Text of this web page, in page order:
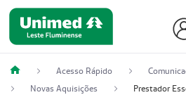
Acesso Rápido
Novas Aquisições